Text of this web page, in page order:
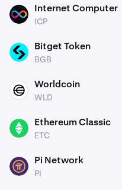
ICP Internet Computer
ICP
BGB Bitget Token
BGB
WLD Worldcoin
WLD
ETC Ethereum Classic
ETC
PI Pi Network
PI